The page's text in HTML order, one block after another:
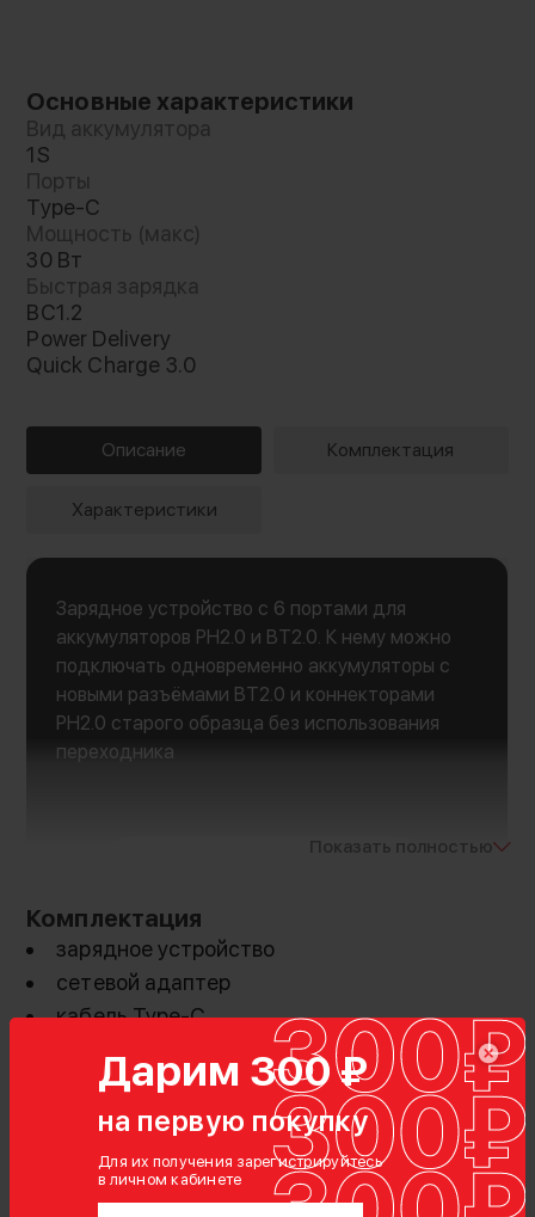
Дарим 300 ₽
на первую покупку
Для их получения зарегистрируйтесь
в личном кабинете
Основные характеристики
Вид аккумулятора
1S
Порты
Type-C
Мощность (макс)
30 Вт
Быстрая зарядка
BC1.2
Power Delivery
Quick Charge 3.0
Описание Комплектация
Характеристики
Зарядное устройство с 6 портами для
аккумуляторов PH2.0 и BT2.0. К нему можно
подключать одновременно аккумуляторы с
новыми разъёмами BT2.0 и коннекторами
PH2.0 старого образца без использования
переходника
Показать полностью
Комплектация
зарядное устройство
сетевой адаптер
кабель Type-C